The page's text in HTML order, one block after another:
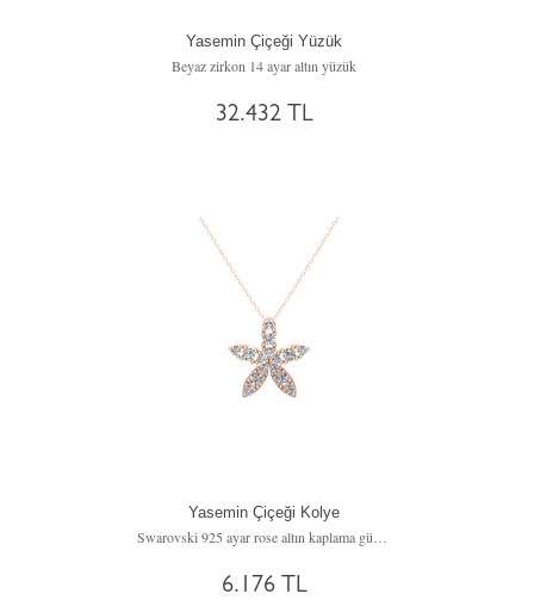
Yasemin Çiçeği Yüzük
Beyaz zirkon 14 ayar altın yüzük
32.432 TL
Yasemin Çiçeği Kolye
6.176 TL